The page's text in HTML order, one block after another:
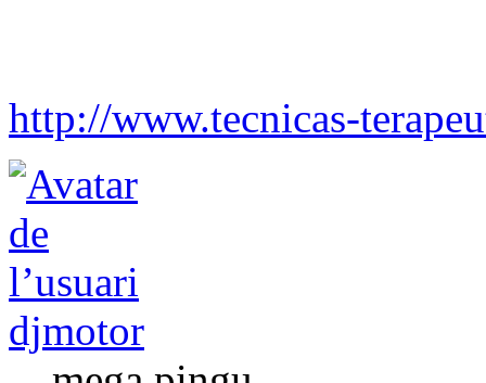
http://www.tecnicas-
djmotor